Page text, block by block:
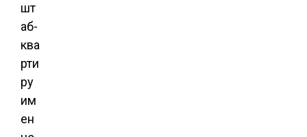
шт
аб-
ква
рти
ру
им
ен